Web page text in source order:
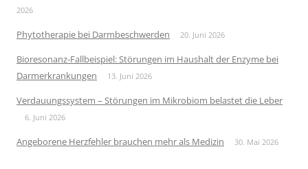
2026
Phytotherapie bei Darmbeschwerden 20. Juni 2026
Bioresonanz-Fallbeispiel: Störungen im Haushalt der Enzyme bei
Darmerkrankungen
13. Juni 2026
Verdauungssystem – Störungen im Mikrobiom belastet die Leber
6. Juni 2026
Angeborene Herzfehler brauchen mehr als Medizin 30. Mai 2026